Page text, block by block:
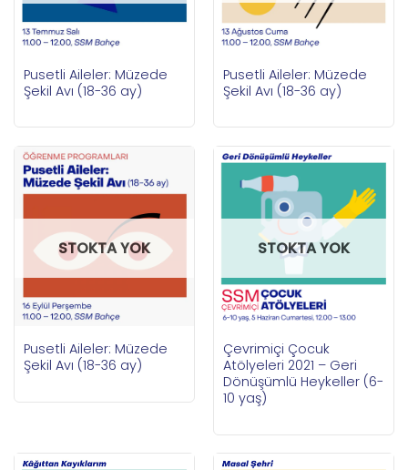
Pusetli Aileler: Müzede
Şekil Avı (18-36 ay)
Pusetli Aileler: Müzede
Şekil Avı (18-36 ay)
STOKTA YOK
Pusetli Aileler: Müzede
Şekil Avı (18-36 ay)
STOKTA YOK
Çevrimiçi Çocuk
Atölyeleri 2021 – Geri
Dönüşümlü Heykeller (6-
10 yaş)